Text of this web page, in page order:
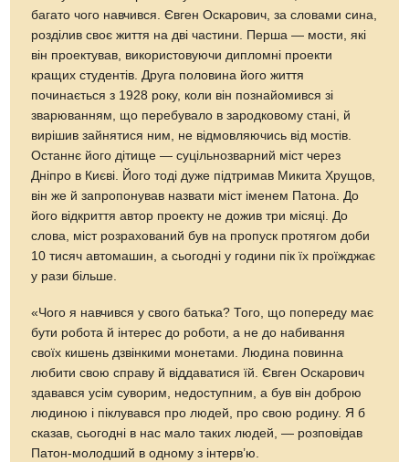
багато чого навчився. Євген Оскарович, за словами сина,
розділив своє життя на дві частини. Перша — мости, які
він проектував, використовуючи дипломні проекти
кращих студентів. Друга половина його життя
починається з 1928 року, коли він познайомився зі
зварюванням, що перебувало в зародковому стані, й
вирішив зайнятися ним, не відмовляючись від мостів.
Останнє його дітище — суцільнозварний міст через
Дніпро в Києві. Його тоді дуже підтримав Микита Хрущов,
він же й запропонував назвати міст іменем Патона. До
його відкриття автор проекту не дожив три місяці. До
слова, міст розрахований був на пропуск протягом доби
10 тисяч автомашин, а сьогодні у години пік їх проїжджає
у рази більше.
«Чого я навчився у свого батька? Того, що попереду має
бути робота й інтерес до роботи, а не до набивання
своїх кишень дзвінкими монетами. Людина повинна
любити свою справу й віддаватися їй. Євген Оскарович
здавався усім суворим, недоступним, а був він доброю
людиною і піклувався про людей, про свою родину. Я б
сказав, сьогодні в нас мало таких людей, — розповідав
Патон-молодший в одному з інтерв’ю.